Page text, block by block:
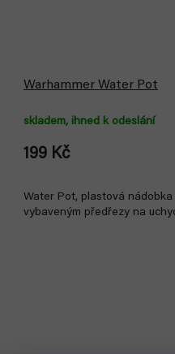
Warhammer Water Pot
skladem, ihned k odeslání
199 Kč
Water Pot, plastová
vybaveným předřezy na